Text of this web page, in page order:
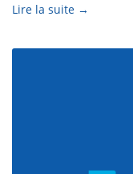
Lire la suite →